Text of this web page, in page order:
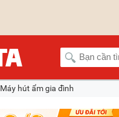
Máy hút ẩm gia đình